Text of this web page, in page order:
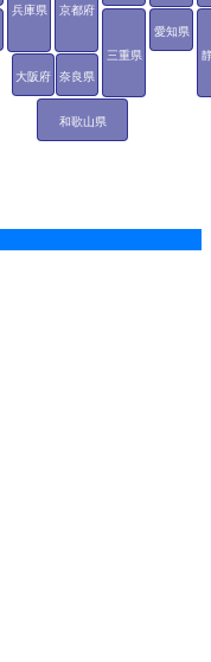
愛知県
三重県
京都府
大阪府
兵庫県
奈良県
和歌山県